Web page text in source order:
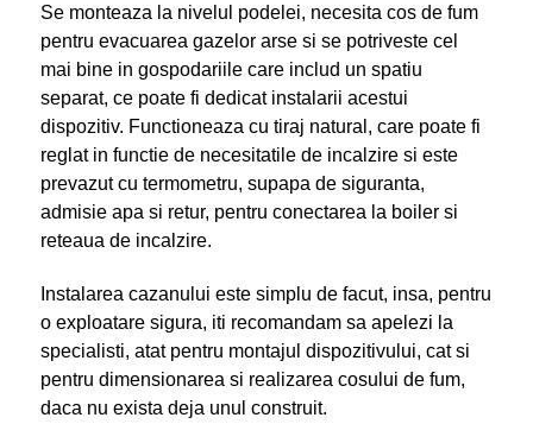
Se monteaza la nivelul podelei, necesita cos de fum
pentru evacuarea gazelor arse si se potriveste cel
mai bine in gospodariile care includ un spatiu
separat, ce poate fi dedicat instalarii acestui
dispozitiv. Functioneaza cu tiraj natural, care poate fi
reglat in functie de necesitatile de incalzire si este
prevazut cu termometru, supapa de siguranta,
admisie apa si retur, pentru conectarea la boiler si
reteaua de incalzire.
Instalarea cazanului este simplu de facut, insa, pentru
o exploatare sigura, iti recomandam sa apelezi la
specialisti, atat pentru montajul dispozitivului, cat si
pentru dimensionarea si realizarea cosului de fum,
daca nu exista deja unul construit.